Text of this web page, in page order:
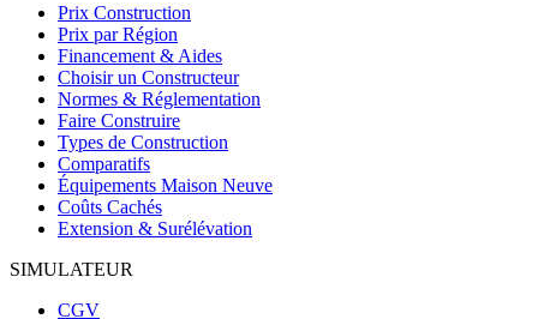
Prix Construction
Prix par Région
Financement & Aides
Choisir un Constructeur
Normes & Réglementation
Faire Construire
Types de Construction
Comparatifs
Équipements Maison Neuve
Coûts Cachés
Extension & Surélévation
SIMULATEUR
CGV